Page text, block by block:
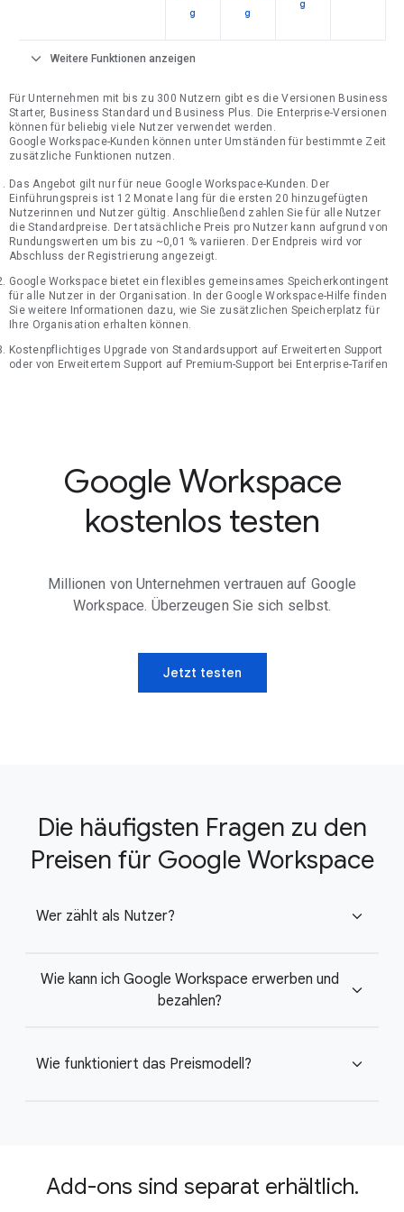
g
g
g
expand_more Weitere Funktionen anzeigen
Für Unternehmen mit bis zu 300 Nutzern gibt es die Versionen Business
Starter, Business Standard und Business Plus. Die Enterprise-Versionen
können für beliebig viele Nutzer verwendet werden.
Google Workspace-Kunden können unter Umständen für bestimmte Zeit
zusätzliche Funktionen nutzen.
Das Angebot gilt nur für neue Google Workspace-Kunden. Der
Einführungspreis ist 12 Monate lang für die ersten 20 hinzugefügten
Nutzerinnen und Nutzer gültig. Anschließend zahlen Sie für alle Nutzer
die Standardpreise. Der tatsächliche Preis pro Nutzer kann aufgrund von
Rundungswerten um bis zu ~0,01 % variieren. Der Endpreis wird vor
Abschluss der Registrierung angezeigt.
Google Workspace bietet ein flexibles gemeinsames Speicherkontingent
für alle Nutzer in der Organisation. In der Google Workspace-Hilfe finden
Sie weitere Informationen dazu, wie Sie zusätzlichen Speicherplatz für
Ihre Organisation erhalten können.
Kostenpflichtiges Upgrade von Standardsupport auf Erweiterten Support
oder von Erweitertem Support auf Premium-Support bei Enterprise-Tarifen
Google Workspace
kostenlos testen
Millionen von Unternehmen vertrauen auf Google
Workspace. Überzeugen Sie sich selbst.
Jetzt testen
Die häufigsten Fragen zu den
Preisen für Google Workspace
Wer zählt als Nutzer? expand_more
Wie kann ich Google Workspace erwerben und
bezahlen?
expand_more
Wie funktioniert das Preismodell? expand_more
Add-ons sind separat erhältlich.